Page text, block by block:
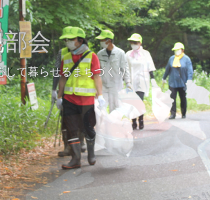
会
くり
会
して暮らせるまちづくり
スポーツ・健康
で活き生きと暮らし、からだと心豊か